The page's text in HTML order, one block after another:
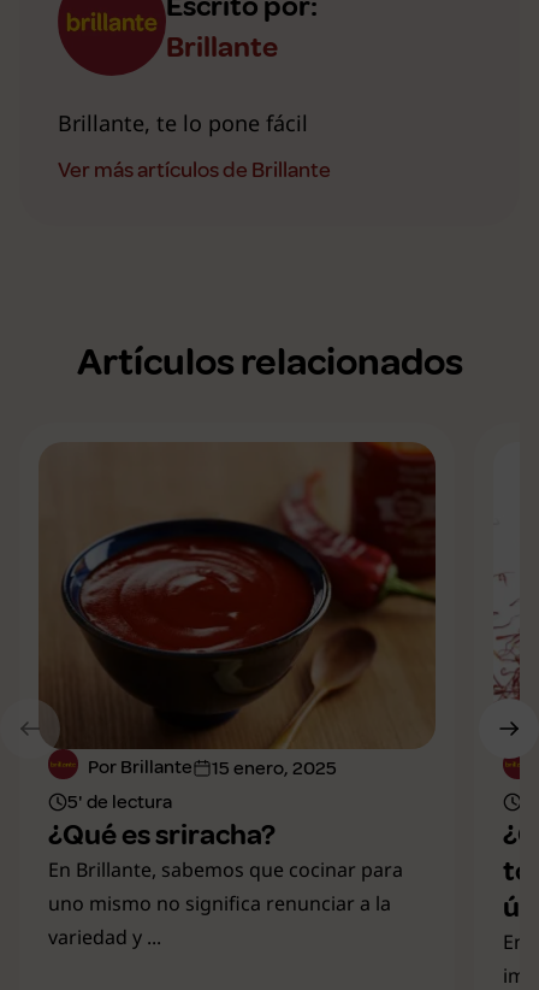
Brillante
Brillante, te lo pone fácil
Ver más artículos de Brillante
Artículos relacionados
Por Brillante
15 enero, 2025
5' de lectura
¿Qué es sriracha?
En Brillante, sabemos que cocinar para
uno mismo no significa renunciar a la
variedad y ...
En